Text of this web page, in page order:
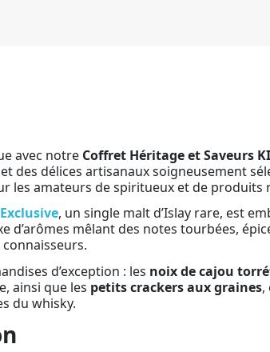
avec notre Coffret Héritage et Saveurs
des délices artisanaux soigneusement
les amateurs de spiritueux et de produits
, un single malt d’Islay rare, est
d’arômes mêlant des notes tourbées,
d’exception : les noix de cajou
ainsi que les petits crackers aux graines,
du whisky.